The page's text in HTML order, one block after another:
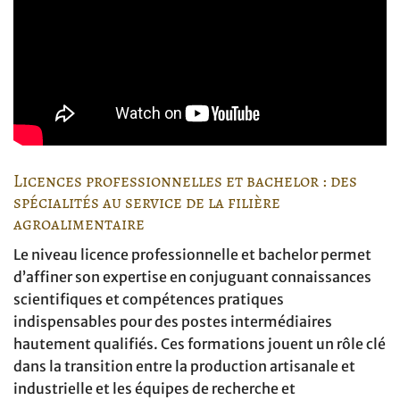
Licences professionnelles et bachelor : des
spécialités au service de la filière
agroalimentaire
Le niveau licence professionnelle et bachelor permet
d’affiner son expertise en conjuguant connaissances
scientifiques et compétences pratiques
indispensables pour des postes intermédiaires
hautement qualifiés. Ces formations jouent un rôle clé
dans la transition entre la production artisanale et
industrielle et les équipes de recherche et